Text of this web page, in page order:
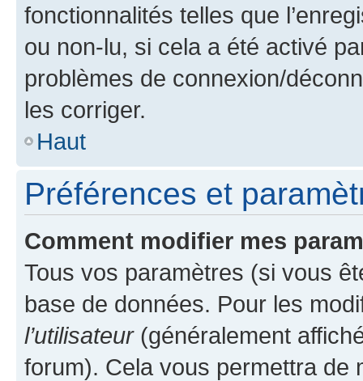
fonctionnalités telles que
ou non-lu, si cela a été activé
problèmes de connexion/
les corriger.
Haut
Préférences et
Comment modifier mes
Tous vos paramètres (si vous
base de données. Pour les
l’utilisateur(généralement
forum). Cela vous permettra de